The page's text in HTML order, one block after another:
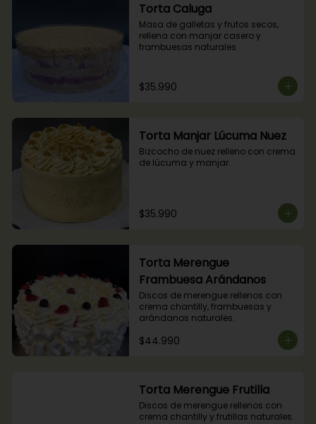
Torta Caluga
Masa de galletas y frutos secos,
rellena con manjar casero y
frambuesas naturales
$35.990
Torta Manjar Lúcuma Nuez
Bizcocho de nuez relleno con crema
de lúcuma y manjar.
$35.990
Torta Merengue
Frambuesa Arándanos
Discos de merengue rellenos con
crema chantilly, frambuesas y
arándanos naturales.
$44.990
Torta Merengue Frutilla
Discos de merengue rellenos con
crema chantilly y frutillas naturales.